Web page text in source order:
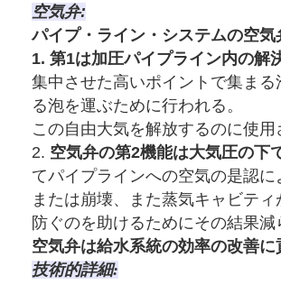
空気弁:
パイプ・ライン・システムの空
1. 第1は加圧パイプライン内の
集中させた高いポイントで集ま
る泡を運ぶために行われる。
この自由大気を解放するのに使
2. 空気弁の第2機能は大気圧の下
てパイプラインへの空気の是認
または崩壊、また蒸気キャビテ
防ぐのを助けるためにその結果減
空気弁は給水系統の効率の改善に
技術的詳細: